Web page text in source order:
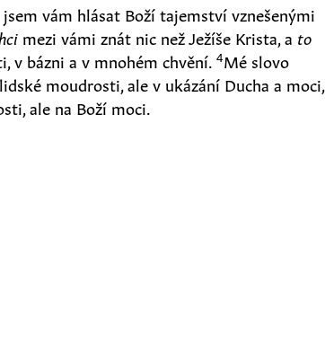
vám hlásat Boží tajemství vznešenými
mezi vámi znát nic než Ježíše Krista, a to
v bázni a v mnohém chvění.4Mé slovo
moudrosti, ale v ukázání Ducha a moci,
ale na Boží moci.